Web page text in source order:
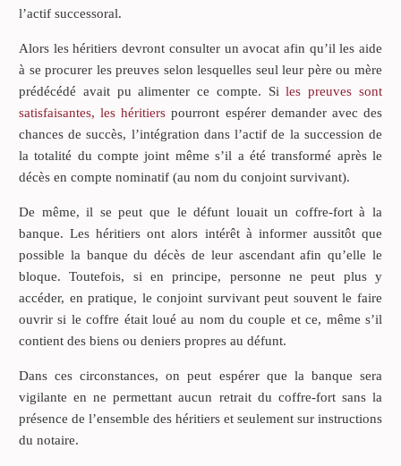
l’actif successoral.
Alors les héritiers devront consulter un avocat afin qu’il les aide
à se procurer les preuves selon lesquelles seul leur père ou mère
prédécédé avait pu alimenter ce compte. Siles preuves sont
satisfaisantes, les héritiers pourront espérer demander avec des
chances de succès, l’intégration dans l’actif de la succession de
la totalité du compte joint même s’il a été transformé après le
décès en compte nominatif (au nom du conjoint survivant).
De même, il se peut que le défunt louait un coffre-fort à la
banque. Les héritiers ont alors intérêt à informer aussitôt que
possible la banque du décès de leur ascendant afin qu’elle le
bloque. Toutefois, si en principe, personne ne peut plus y
accéder, en pratique, le conjoint survivant peut souvent le faire
ouvrir si le coffre était loué au nom du couple et ce, même s’il
contient des biens ou deniers propres au défunt.
Dans ces circonstances, on peut espérer que la banque sera
vigilante en ne permettant aucun retrait du coffre-fort sans la
présence de l’ensemble des héritiers et seulement sur instructions
du notaire.